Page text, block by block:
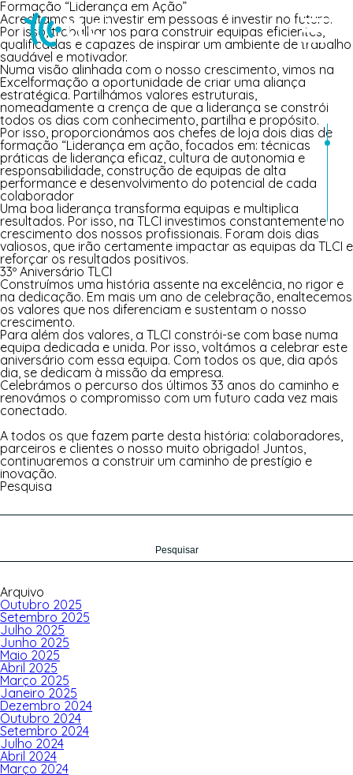
Formação “Liderança em Ação”
Acreditamos que investir em pessoas é investir no futuro.
Por isso, trabalhamos para construir equipas eficientes,
qualificadas e capazes de inspirar um ambiente de trabalho
saudável e motivador.
Numa visão alinhada com o nosso crescimento, vimos na
Excelformação a oportunidade de criar uma aliança
estratégica. Partilhámos valores estruturais,
nomeadamente a crença de que a liderança se constrói
todos os dias com conhecimento, partilha e propósito.
Por isso, proporcionámos aos chefes de loja dois dias de
formação “Liderança em ação, focados em: técnicas
práticas de liderança eficaz, cultura de autonomia e
responsabilidade, construção de equipas de alta
performance e desenvolvimento do potencial de cada
colaborador
Uma boa liderança transforma equipas e multiplica
resultados. Por isso, na TLCI investimos constantemente no
crescimento dos nossos profissionais. Foram dois dias
valiosos, que irão certamente impactar as equipas da TLCI e
reforçar os resultados positivos.
33º Aniversário TLCI
Construímos uma história assente na excelência, no rigor e
na dedicação. Em mais um ano de celebração, enaltecemos
os valores que nos diferenciam e sustentam o nosso
crescimento.
Para além dos valores, a TLCI constrói-se com base numa
equipa dedicada e unida. Por isso, voltámos a celebrar este
aniversário com essa equipa. Com todos os que, dia após
dia, se dedicam à missão da empresa.
Celebrámos o percurso dos últimos 33 anos do caminho e
renovámos o compromisso com um futuro cada vez mais
conectado.
A todos os que fazem parte desta história: colaboradores,
parceiros e clientes o nosso muito obrigado! Juntos,
continuaremos a construir um caminho de prestígio e
inovação.
Pesquisa
Pesquisar
por:
Arquivo
Outubro 2025
Setembro 2025
Julho 2025
Junho 2025
Maio 2025
Abril 2025
Março 2025
Janeiro 2025
Dezembro 2024
Outubro 2024
Setembro 2024
Julho 2024
Abril 2024
Março 2024